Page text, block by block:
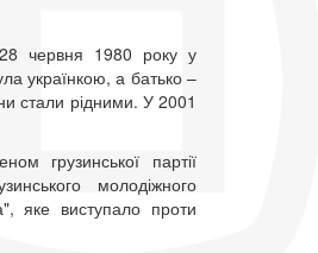
червня 1980 року у
українкою, а батько –
стали рідними. У 2001
грузинської партії
молодіжного
яке виступало проти